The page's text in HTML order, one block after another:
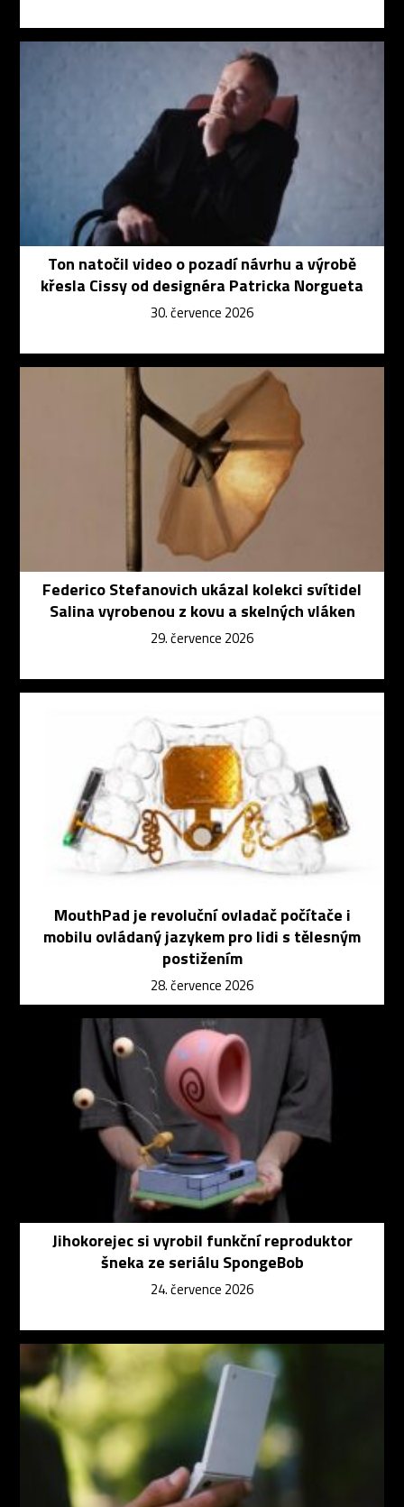
Ton natočil video o pozadí návrhu a výrobě
křesla Cissy od designéra Patricka Norgueta
30. července 2026
Federico Stefanovich ukázal kolekci svítidel
Salina vyrobenou z kovu a skelných vláken
29. července 2026
MouthPad je revoluční ovladač počítače i
mobilu ovládaný jazykem pro lidi s tělesným
postižením
28. července 2026
Jihokorejec si vyrobil funkční reproduktor
šneka ze seriálu SpongeBob
24. července 2026